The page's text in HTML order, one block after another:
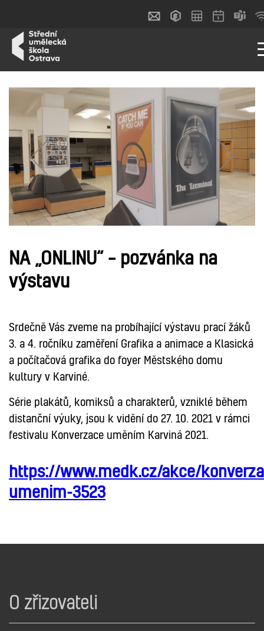
NA „ONLINU“ – pozvánka na
výstavu
Srdečně Vás zveme na probíhající výstavu prací žáků
3. a 4. ročníku zaměření Grafika a animace a Klasická
a počítačová grafika do foyer Městského domu
kultury v Karviné.
Série plakátů, komiksů a charakterů, vzniklé během
distanční výuky, jsou k vidění do 27. 10. 2021 v rámci
festivalu Konverzace uměním Karviná 2021.
https://www.medk.cz/akce/
umenim-3523
O zřizovateli